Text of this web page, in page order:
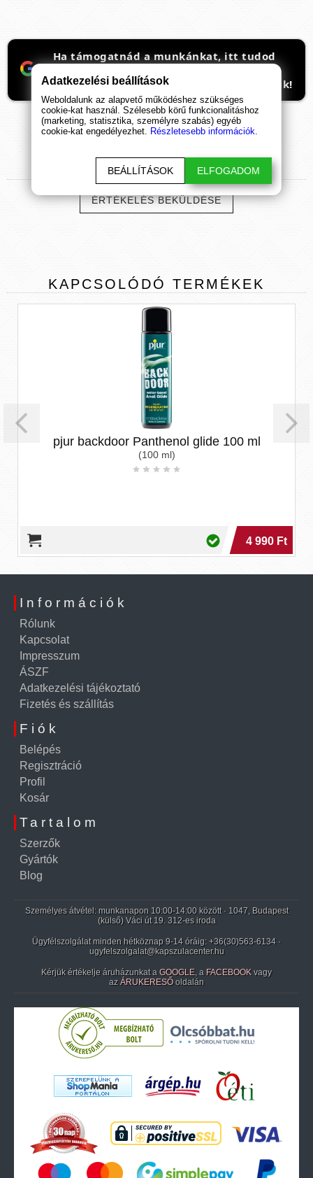
Ha támogatnád a munkánkat, itt tudod
ismeretterjesztő cikkeink. Hálásan köszönjük!
TERMÉK ÉRTÉKELÉSEK
ÉRTÉKELÉS BEKÜLDÉSE
KAPCSOLÓDÓ TERMÉKEK
pjur backdoor Panthenol glide 100 ml
(100 ml)
4 990 Ft
Információk
Rólunk
Kapcsolat
Impresszum
ÁSZF
Adatkezelési tájékoztató
Fizetés és szállítás
Fiók
Belépés
Regisztráció
Profil
Kosár
Tartalom
Szerzők
Gyártók
Blog
Személyes átvétel: munkanapon 10:00-14:00 között · 1047, Budapest
(külső) Váci út 19. 312-es iroda
Ügyfélszolgálat minden hétköznap 9-14 óráig: +36(30)563-6134 ·
ugyfelszolgalat@kapszulacenter.hu
Kérjük értékelje áruházunkat a GOOGLE, a FACEBOOK vagy
az ÁRUKERESŐ oldalán
Adatkezelési beállítások
Weboldalunk az alapvető működéshez szükséges
cookie-kat használ. Szélesebb körű funkcionalitáshoz
(marketing, statisztika, személyre szabás) egyéb
cookie-kat engedélyezhet. Részletesebb információk.
BEÁLLÍTÁSOK ELFOGADOM